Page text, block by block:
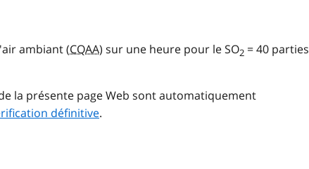
ambiant (CQAA) sur une heure pour le SO2 = 40 parties
la présente page Web sont automatiquement
définitive.